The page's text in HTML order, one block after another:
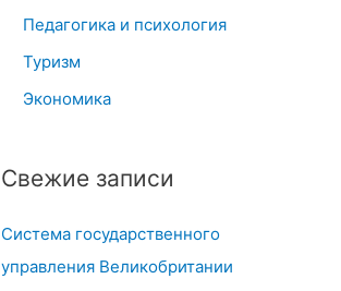
Педагогика и психология
Туризм
Экономика
Свежие записи
Система государственного
управления Великобритании